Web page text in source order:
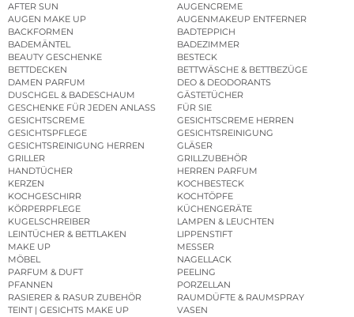
AFTER SUN
AUGENCREME
AUGEN MAKE UP
AUGENMAKEUP ENTFERNER
BACKFORMEN
BADTEPPICH
BADEMÄNTEL
BADEZIMMER
BEAUTY GESCHENKE
BESTECK
BETTDECKEN
BETTWÄSCHE & BETTBEZÜGE
DAMEN PARFUM
DEO & DEODORANTS
DUSCHGEL & BADESCHAUM
GÄSTETÜCHER
GESCHENKE FÜR JEDEN ANLASS
FÜR SIE
GESICHTSCREME
GESICHTSCREME HERREN
GESICHTSPFLEGE
GESICHTSREINIGUNG
GESICHTSREINIGUNG HERREN
GLÄSER
GRILLER
GRILLZUBEHÖR
HANDTÜCHER
HERREN PARFUM
KERZEN
KOCHBESTECK
KOCHGESCHIRR
KOCHTÖPFE
KÖRPERPFLEGE
KÜCHENGERÄTE
KUGELSCHREIBER
LAMPEN & LEUCHTEN
LEINTÜCHER & BETTLAKEN
LIPPENSTIFT
MAKE UP
MESSER
MÖBEL
NAGELLACK
PARFUM & DUFT
PEELING
PFANNEN
PORZELLAN
RASIERER & RASUR ZUBEHÖR
RAUMDÜFTE & RAUMSPRAY
TEINT | GESICHTS MAKE UP
VASEN